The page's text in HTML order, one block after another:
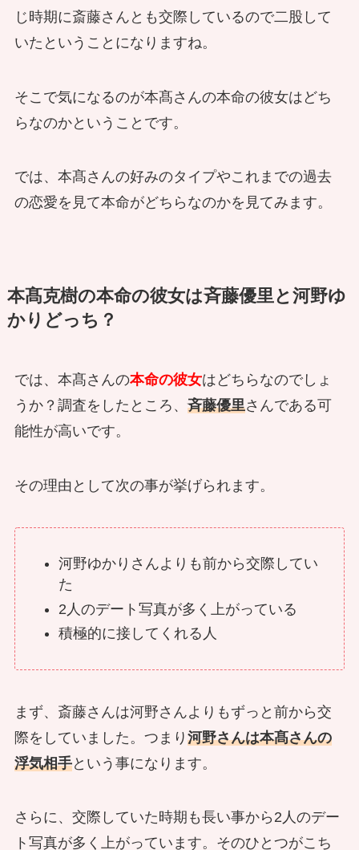
じ時期に斎藤さんとも交際しているので二股して
いたということになりますね。
そこで気になるのが本髙さんの本命の彼女はどち
らなのかということです。
では、本髙さんの好みのタイプやこれまでの過去
の恋愛を見て本命がどちらなのかを見てみます。
本髙克樹の本命の彼女は斉藤優里と河野ゆ
かりどっち？
では、本髙さんの本命の彼女はどちらなのでしょ
うか？調査をしたところ、斉藤優里さんである可
能性が高いです。
その理由として次の事が挙げられます。
河野ゆかりさんよりも前から交際してい
た
2人のデート写真が多く上がっている
積極的に接してくれる人
まず、斎藤さんは河野さんよりもずっと前から交
際をしていました。つまり 河野さんは本髙さんの
浮気相手という事になります。
さらに、交際していた時期も長い事から2人のデー
ト写真が多く上がっています。そのひとつがこち